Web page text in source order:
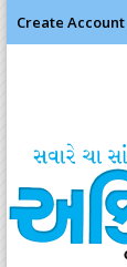
Create Account